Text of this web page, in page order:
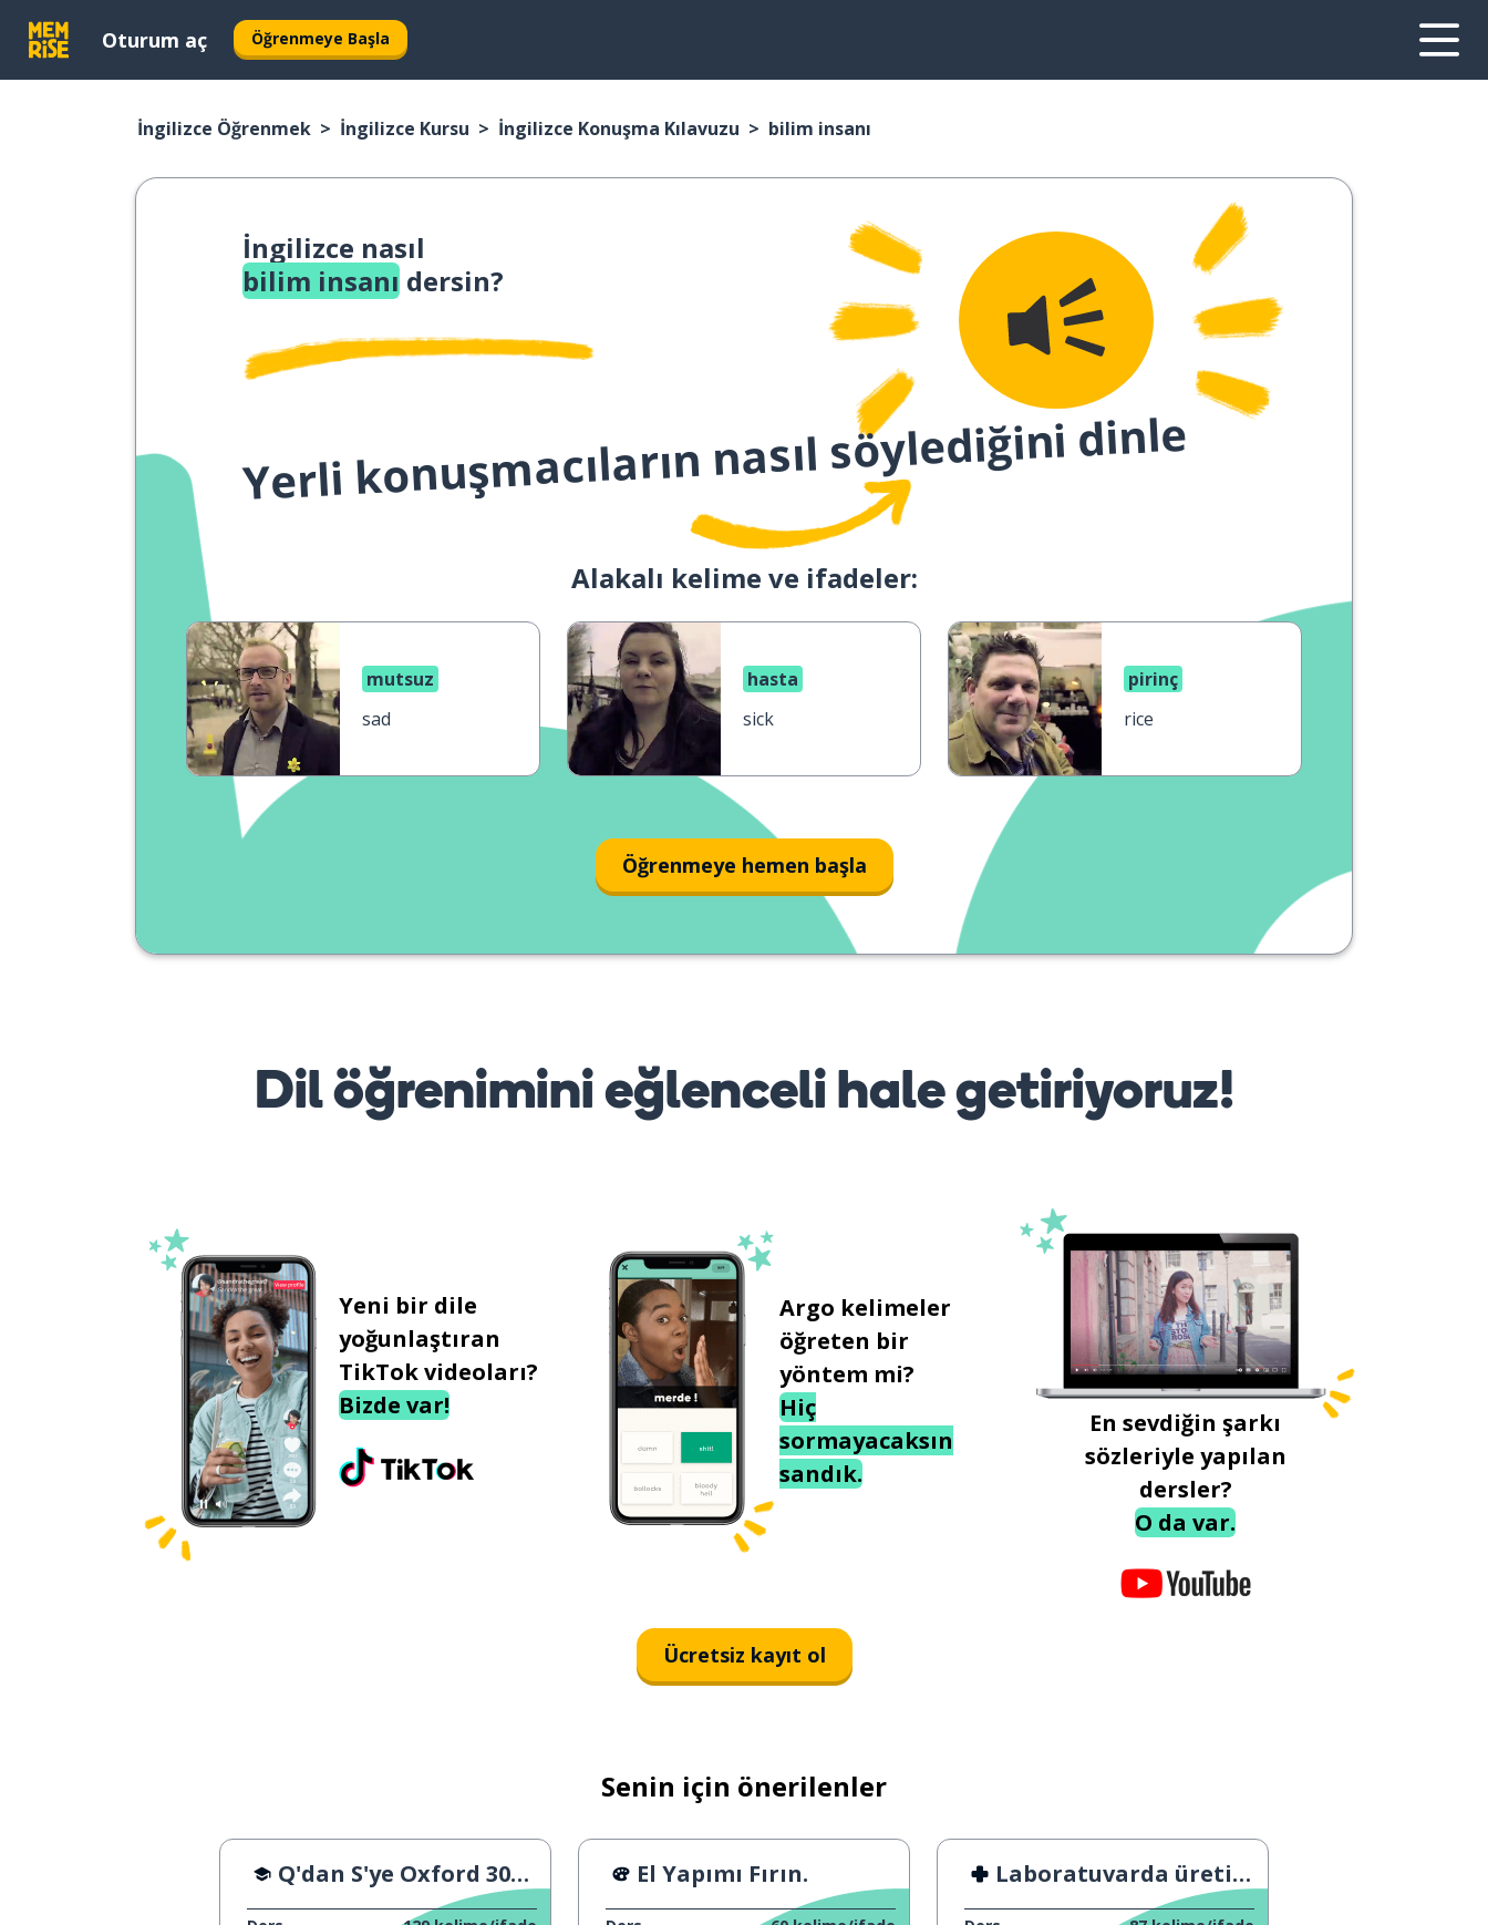
Oturum aç Öğrenmeye Başla
İngilizce Öğrenmek İngilizce Kursu İngilizce Konuşma Kılavuzu bilim insanı
İngilizce nasıl
bilim insanı dersin?
Yerli konuşmacıların nasıl söylediğini dinle
Alakalı kelime ve ifadeler:
mutsuz
sad
hasta
sick
pirinç
rice
Öğrenmeye hemen başla
Dil öğrenimini eğlenceli hale getiriyoruz!
Yeni bir dile
yoğunlaştıran
TikTok videoları?
Bizde var!
Argo kelimeler
öğreten bir
yöntem mi?
Hiç
sormayacaksın
sandık.
En sevdiğin şarkı
sözleriyle yapılan
dersler?
O da var.
Ücretsiz kayıt ol
Senin için önerilenler
Q'dan S'ye Oxford 3000 - A1 El Yapımı Fırın. Laboratuvarda üretilen kan